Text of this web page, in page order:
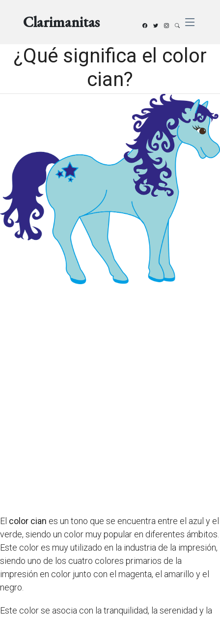
Clarimanitas
¿Qué significa el color
cian?
El color cian es un tono que se encuentra entre el azul y el
verde, siendo un color muy popular en diferentes ámbitos.
Este color es muy utilizado en la industria de la impresión,
siendo uno de los cuatro colores primarios de la
impresión en color junto con el magenta, el amarillo y el
negro.
Este color se asocia con la tranquilidad, la serenidad y la